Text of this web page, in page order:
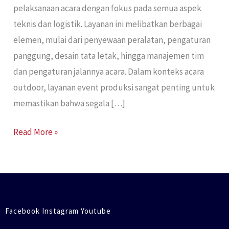
pelaksanaan acara dengan fokus pada semua aspek
teknis dan logistik. Layanan ini melibatkan berbagai
elemen, mulai dari penyewaan peralatan, pengaturan
panggung, desain tata letak, hingga manajemen tim
dan pengaturan jalannya acara. Dalam konteks acara
outdoor, layanan event produksi sangat penting untuk
memastikan bahwa segala […]
Read More »
Facebook Instagram Youtube